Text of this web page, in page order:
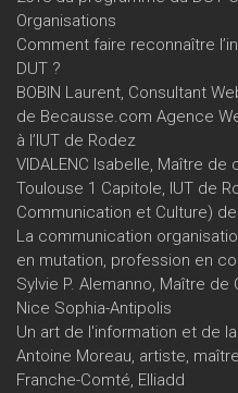
Organisations
Comment faire reconnaître
DUT ?
BOBIN Laurent, Consultant
de Becausse.com Agence
à l’IUT de Rodez
VIDALENC Isabelle, Maître
Toulouse 1 Capitole, IUT de
Communication et Culture) de
La communication
en mutation, profession en
Sylvie P. Alemanno, Maître
Nice Sophia-Antipolis
Un art de l'information et de
Antoine Moreau, artiste,
Franche-Comté, Elliadd